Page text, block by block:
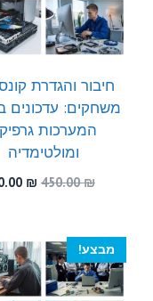
חיבור והגדרת
משחקים: עדכונים
המערכות
ומולטימדיה
450.00₪
₪
מבצע!